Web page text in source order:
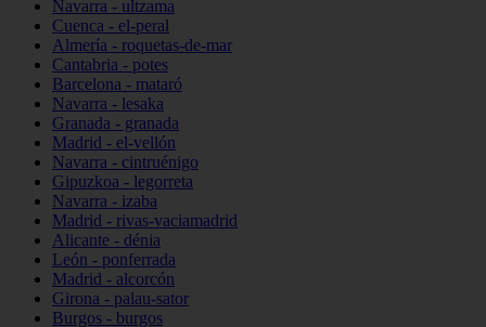
Navarra - ultzama
Cuenca - el-peral
Almería - roquetas-de-mar
Cantabria - potes
Barcelona - mataró
Navarra - lesaka
Granada - granada
Madrid - el-vellón
Navarra - cintruénigo
Gipuzkoa - legorreta
Navarra - izaba
Madrid - rivas-vaciamadrid
Alicante - dénia
León - ponferrada
Madrid - alcorcón
Girona - palau-sator
Burgos - burgos